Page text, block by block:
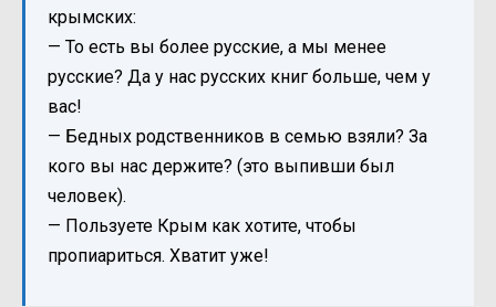
крымских:
— То есть вы более русские, а мы менее
русские? Да у нас русских книг больше, чем у
вас!
— Бедных родственников в семью взяли? За
кого вы нас держите? (это выпивши был
человек).
— Пользуете Крым как хотите, чтобы
пропиариться. Хватит уже!